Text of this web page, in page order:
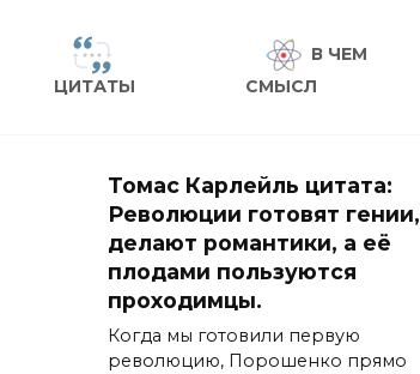
ЦИТАТЫ
В ЧЕМ
СМЫСЛ
Томас Карлейль цитата:
Революции готовят гении,
делают романтики, а её
плодами пользуются
проходимцы.
Когда мы готовили первую
революцию, Порошенко прямо